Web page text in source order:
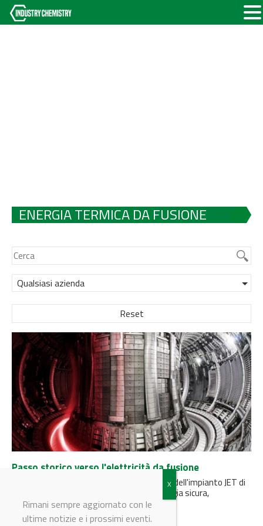
ENERGIA TERMICA DA FUSIONE
Qualsiasi azienda
Reset
Passo storico verso l'elettricità da fusione
Il record di produzione di energia da fusione dell'impianto JET di
EUROfusion pone le basi per garantire energia sicura,
sostenibile...
Rimani sempre aggiornato con le
ultime notizie e i prossimi eventi.